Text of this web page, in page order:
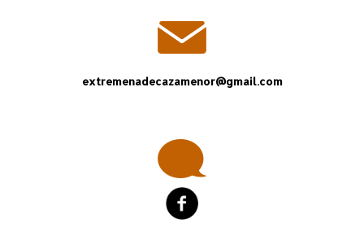
extremenadecazamenor@gmail.com